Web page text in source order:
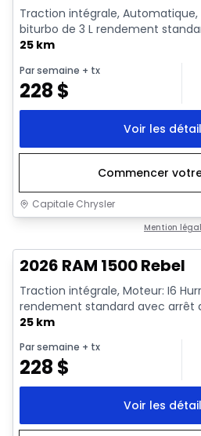
Traction intégrale, Automatique,
biturbo de 3 L rendement
25 km
Par semaine + tx
228 $
Voir les
Commencer
Capitale Chrysler
Mention
2026 RAM 1500 Rebel
Traction intégrale, Moteur: I6
rendement standard avec arrêt
25 km
Par semaine + tx
228 $
Voir les